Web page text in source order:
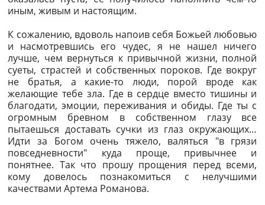
иным, живым и настоящим.
К сожалению, вдоволь напоив себя Божьей любовью
и насмотревшись его чудес, я не нашел ничего
лучше, чем вернуться к привычной жизни, полной
суеты, страстей и собственных пороков. Где вокруг
не братья, а какие-то люди, порой вроде как
желающие тебе зла. Где в сердце вместо тишины и
благодати, эмоции, переживания и обиды. Где ты с
огромным бревном в собственном глазу все
пытаешься доставать сучки из глаз окружающих…
Идти за Богом очень тяжело, валяться "в грязи
повседневности" куда проще, привычнее и
понятнее. Так что прошу прощения перед всеми,
кому довелось познакомиться с нелучшими
качествами Артема Романова.